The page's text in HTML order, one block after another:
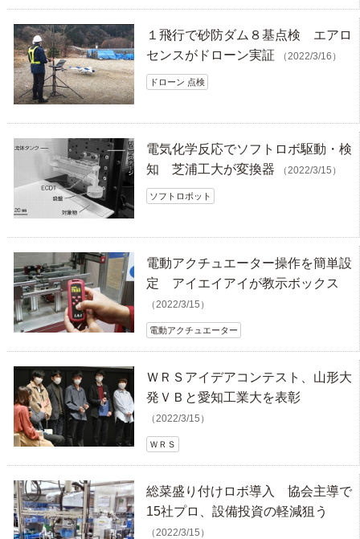
１飛行で砂防ダム８基点検 エアロ
センスがドローン実証
（2022/3/16）
ドローン 点検
電気化学反応でソフトロボ駆動・検
知 芝浦工大が変換器
（2022/3/15）
ソフトロボット
電動アクチュエーター操作を簡単設
定 アイエイアイが教示ボックス
（2022/3/15）
電動アクチュエーター
ＷＲＳアイデアコンテスト、山形大
発ＶＢと愛知工業大を表彰
（2022/3/15）
ＷＲＳ
総菜盛り付けロボ導入 協会主導で
15社プロ、設備投資の軽減狙う
（2022/3/15）